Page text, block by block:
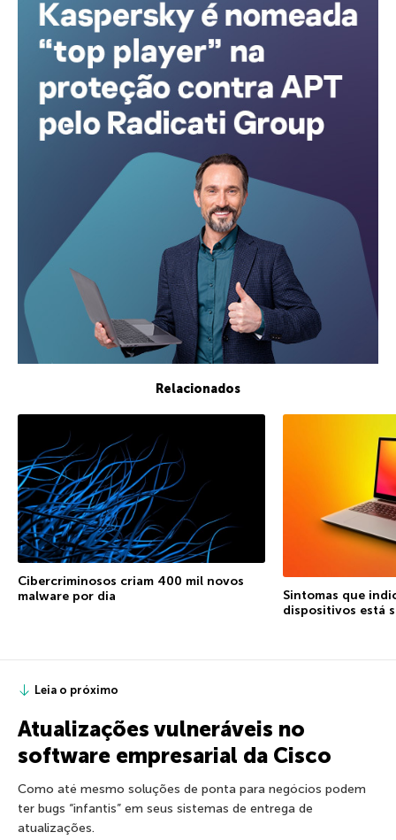
Relacionados
Cibercriminosos criam 400 mil novos
malware por dia
Sintomas que
dispositivos está
Leia o próximo
Atualizações vulneráveis no
software empresarial da Cisco
Como até mesmo soluções de ponta para negócios podem
ter bugs “infantis” em seus sistemas de entrega de
atualizações.